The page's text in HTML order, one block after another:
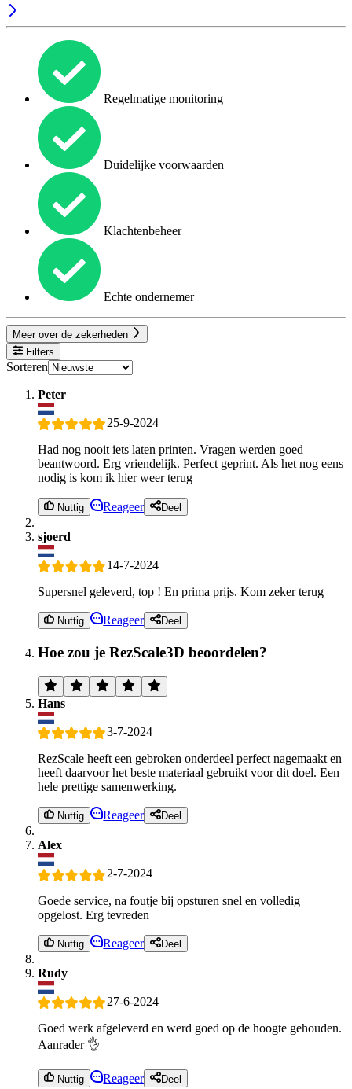
Regelmatige monitoring
Duidelijke voorwaarden
Klachtenbeheer
Echte ondernemer
Meer over de zekerheden
Filters
Sorteren
Peter
25-9-2024
Had nog nooit iets laten printen. Vragen werden goed
beantwoord. Erg vriendelijk. Perfect geprint. Als het nog eens
nodig is kom ik hier weer terug
Nuttig Reageer Deel
sjoerd
14-7-2024
Supersnel geleverd, top ! En prima prijs. Kom zeker terug
Nuttig Reageer Deel
Hoe zou je RezScale3D beoordelen?
Hans
3-7-2024
RezScale heeft een gebroken onderdeel perfect nagemaakt en
heeft daarvoor het beste materiaal gebruikt voor dit doel. Een
hele prettige samenwerking.
Nuttig Reageer Deel
Alex
2-7-2024
Goede service, na foutje bij opsturen snel en volledig
opgelost. Erg tevreden
Nuttig Reageer Deel
Rudy
27-6-2024
Goed werk afgeleverd en werd goed op de hoogte gehouden.
Aanrader 👌
Nuttig Reageer Deel